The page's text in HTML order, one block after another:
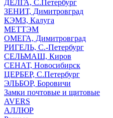
ДЕЛГА, С.Петербург
ЗЕНИТ, Димитровград
КЭМЗ, Калуга
МЕТТЭМ
ОМЕГА, Димитровград
РИГЕЛЬ, С.-Петербург
СЕЛЬМАШ, Киров
СЕНАТ, Новосибирск
ЦЕРБЕР, С.Петербург
ЭЛЬБОР, Боровичи
Замки почтовые и щитовые
AVERS
АЛЛЮР